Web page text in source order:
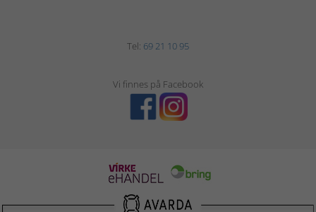
Tel: 69 21 10 95
Vi finnes på Facebook